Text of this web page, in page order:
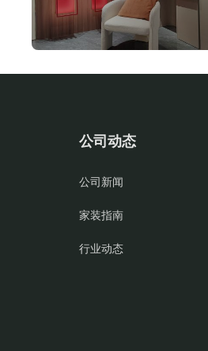
公司动态
公司新闻
家装指南
行业动态